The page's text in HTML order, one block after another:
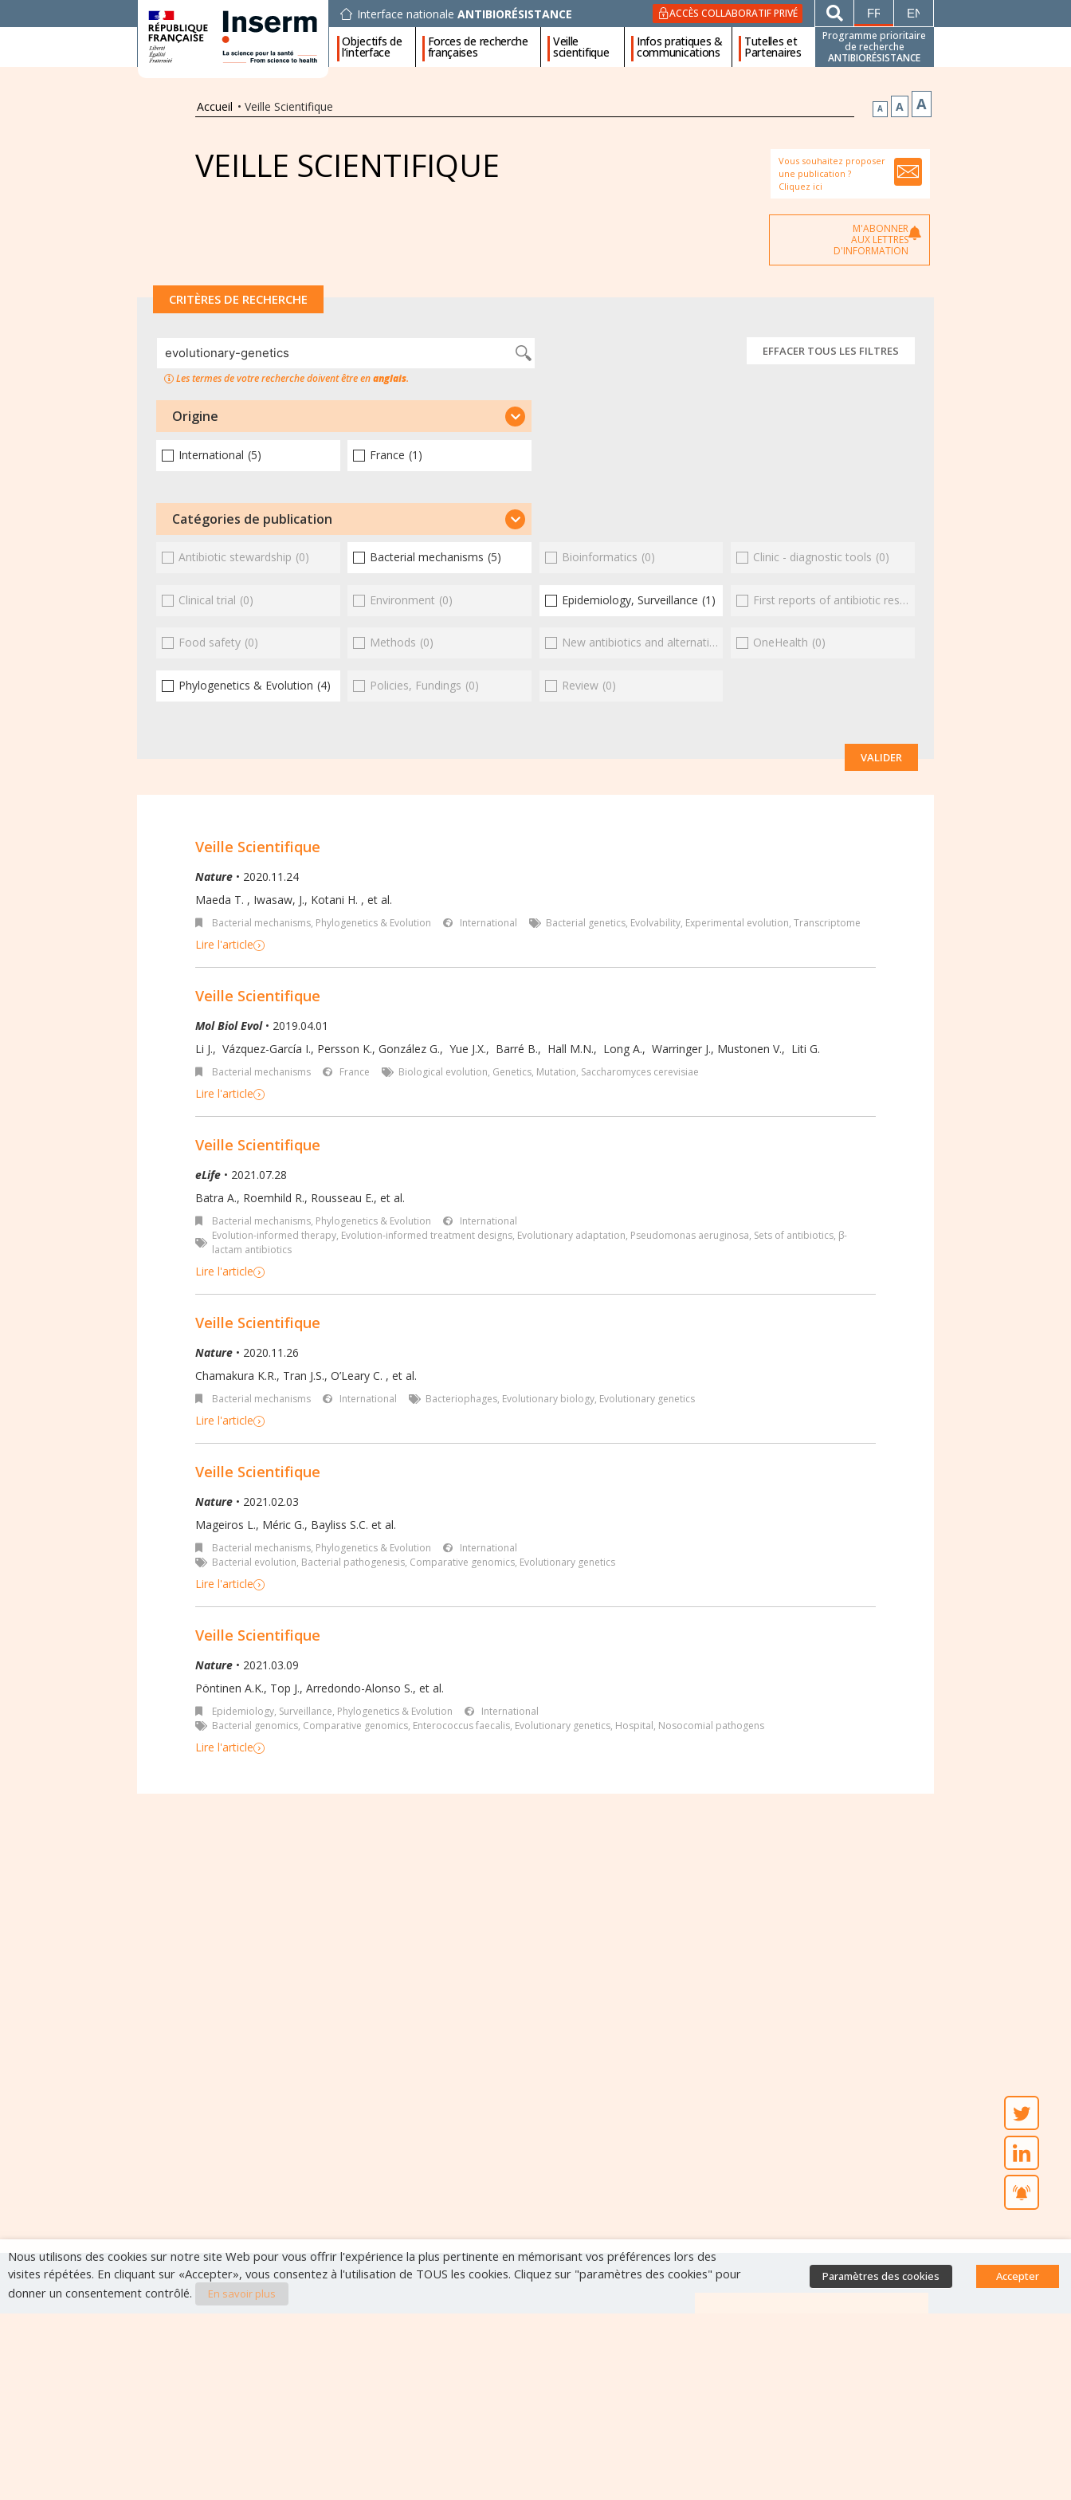
Interface nationale ANTIBIORÉSISTANCE ACCÈS COLLABORATIF PRIVÉ FRANÇAISENGLISH
Objectifs de
l’interface
Forces de recherche
françaises
Veille
scientifique
Infos pratiques &
communications
Tutelles et
Partenaires
Programme prioritaire
de recherche
ANTIBIORÉSISTANCE
Accueil • Veille Scientifique A A A
VEILLE SCIENTIFIQUE
Vous souhaitez proposer
une publication ?
Cliquez ici
M'ABONNER
AUX LETTRES
D'INFORMATION
CRITÈRES DE RECHERCHE
Les termes de votre recherche doivent être enanglais.
EFFACER TOUS LES FILTRES
Origine
International (5) France (1)
Catégories de publication
Antibiotic stewardship (0) Bacterial mechanisms (5) Bioinformatics (0) Clinic - diagnostic tools (0)
Clinical trial (0) Environment (0) Epidemiology, Surveillance (1) First reports of antibiotic resistance
Food safety (0) Methods (0) New antibiotics and alternatives (0) OneHealth (0)
Phylogenetics & Evolution (4) Policies, Fundings (0) Review (0)
VALIDER
Veille Scientifique
Nature • 2020.11.24
Maeda T. , Iwasaw, J., Kotani H. , et al.
Bacterial mechanisms, Phylogenetics & Evolution International Bacterial genetics, Evolvability, Experimental evolution, Transcriptome
Lire l'article
Veille Scientifique
Mol Biol Evol• 2019.04.01
Li J., Vázquez-García I., Persson K., González G., Yue J.X., Barré B., Hall M.N., Long A., Warringer J., Mustonen V., Liti G.
Bacterial mechanisms France Biological evolution, Genetics, Mutation, Saccharomyces cerevisiae
Lire l'article
Veille Scientifique
eLife • 2021.07.28
Batra A., Roemhild R., Rousseau E., et al.
Bacterial mechanisms, Phylogenetics & Evolution
International
Evolution-informed therapy, Evolution-informed treatment designs, Evolutionary adaptation, Pseudomonas aeruginosa, Sets of antibiotics, β-
lactam antibiotics
Lire l'article
Veille Scientifique
Nature • 2020.11.26
Chamakura K.R., Tran J.S., O’Leary C. , et al.
Bacterial mechanisms International Bacteriophages, Evolutionary biology, Evolutionary genetics
Lire l'article
Veille Scientifique
Nature • 2021.02.03
Mageiros L., Méric G., Bayliss S.C. et al.
Bacterial mechanisms, Phylogenetics & Evolution
International
Bacterial evolution, Bacterial pathogenesis, Comparative genomics, Evolutionary genetics
Lire l'article
Veille Scientifique
Nature • 2021.03.09
Pöntinen A.K., Top J., Arredondo-Alonso S., et al.
Epidemiology, Surveillance, Phylogenetics & Evolution
International
Bacterial genomics, Comparative genomics, Enterococcus faecalis, Evolutionary genetics, Hospital, Nosocomial pathogens
Lire l'article
Nous utilisons des cookies sur notre site Web pour vous offrir l'expérience la plus pertinente en mémorisant vos préférences lors des
visites répétées. En cliquant sur «Accepter», vous consentez à l'utilisation de TOUS les cookies. Cliquez sur "paramètres des cookies" pour
donner un consentement contrôlé.
En savoir plus
Paramètres des cookies Accepter